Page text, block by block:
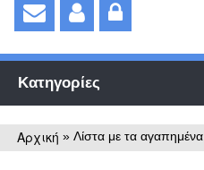
Κατηγορίες
Αρχική » Λίστα με τα αγαπημένα